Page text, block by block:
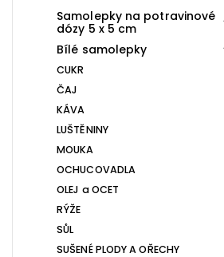
Samolepky na potravinové
dózy 5 x 5 cm
Bílé samolepky
CUKR
ČAJ
KÁVA
LUŠTĚNINY
MOUKA
OCHUCOVADLA
OLEJ a OCET
RÝŽE
SŮL
SUŠENÉ PLODY A OŘECHY